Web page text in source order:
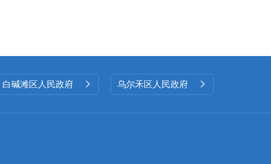
白碱滩区人民政府  乌尔禾区人民政府 